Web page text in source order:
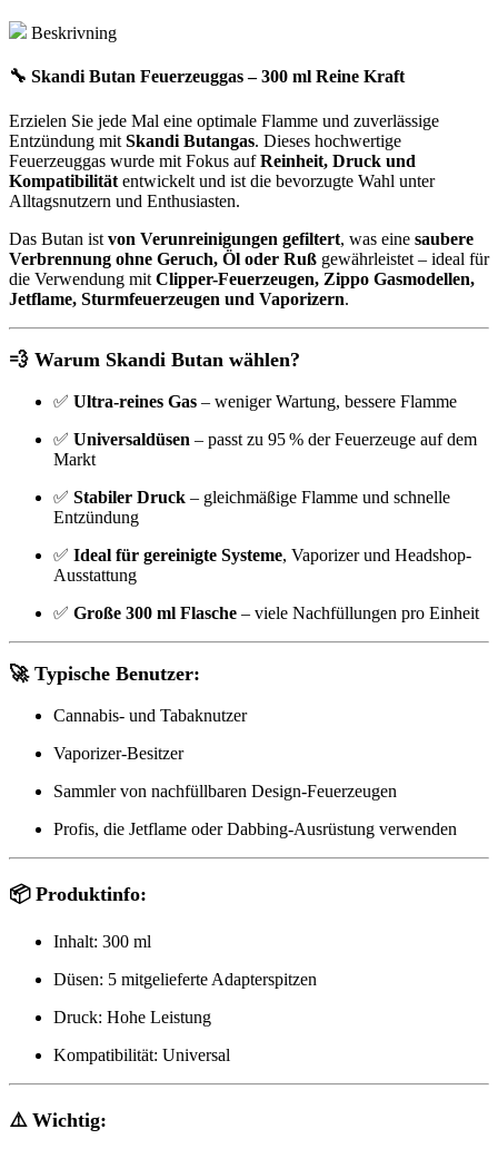
Beskrivning
🔧 Skandi Butan Feuerzeuggas – 300 ml Reine Kraft
Erzielen Sie jede Mal eine optimale Flamme und zuverlässige
Entzündung mit Skandi Butangas. Dieses hochwertige
Feuerzeuggas wurde mit Fokus aufReinheit, Druck und
Kompatibilität entwickelt und ist die bevorzugte Wahl unter
Alltagsnutzern und Enthusiasten.
Das Butan ist von Verunreinigungen gefiltert, was eine saubere
Verbrennung ohne Geruch, Öl oder Ruß gewährleistet – ideal für
die Verwendung mit Clipper-Feuerzeugen, Zippo Gasmodellen,
Jetflame, Sturmfeuerzeugen und Vaporizern.
💨 Warum Skandi Butan wählen?
✅ Ultra-reines Gas – weniger Wartung, bessere Flamme
✅ Universaldüsen – passt zu 95 % der Feuerzeuge auf dem
Markt
✅ Stabiler Druck – gleichmäßige Flamme und schnelle
Entzündung
✅ Ideal für gereinigte Systeme, Vaporizer und Headshop-
Ausstattung
✅ Große 300 ml Flasche – viele Nachfüllungen pro Einheit
🚀 Typische Benutzer:
Cannabis- und Tabaknutzer
Vaporizer-Besitzer
Sammler von nachfüllbaren Design-Feuerzeugen
Profis, die Jetflame oder Dabbing-Ausrüstung verwenden
📦 Produktinfo:
Inhalt: 300 ml
Düsen: 5 mitgelieferte Adapterspitzen
Druck: Hohe Leistung
Kompatibilität: Universal
⚠️ Wichtig: